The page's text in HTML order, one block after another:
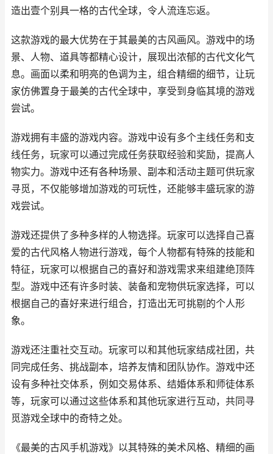
造出壹个别具一格的古代全球，令人流连忘返。
这款游戏的最大优势在于其最美的古风画风。游戏中的场
景、人物、道具等都精心设计，展现出浓郁的古代文化气
息。画面以柔和明亮的色调为主，组合精细的细节，让玩
家仿佛置身于最美的古代全球中，享受到身临其境的游戏
尝试。
游戏拥有丰盛的游戏内容。游戏中设有多个主线任务和支
线任务，玩家可以通过完成任务获取经验和奖励，提高人
物实力。游戏中还有各种场景、副本和活动主题可供玩家
寻觅，不仅能够增加游戏的可玩性，还能够丰盛玩家的游
戏尝试。
游戏还提供了多种多样的人物选择。玩家可以选择自己喜
爱的古代风格人物进行游戏，每个人物都有特殊的技能和
特征，玩家可以根据自己的喜好和游戏需求来组建绝顶阵
型。游戏中还有许多时装、装备和宠物供玩家选择，可以
根据自己的喜好来进行组合，打造出无可挑剔的个人形
象。
游戏还注重社交互动。玩家可以和其他玩家结成社团，共
同完成任务、挑战副本，培养友情和团队协作。游戏中还
设有多种社交体系，例如交易体系、结婚体系和师徒体系
等，玩家可以通过这些体系和其他玩家进行互动，共同寻
觅游戏全球中的奇特之处。
《最美的古风手机游戏》以其特殊的美术风格、精细的画